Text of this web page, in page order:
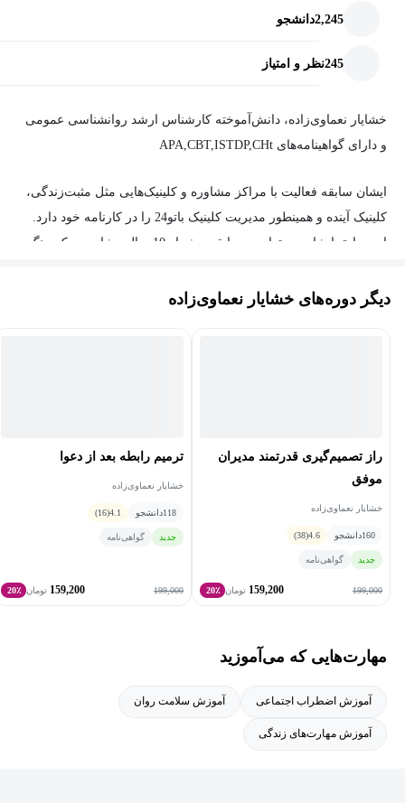
2,245دانشجو
245نظر و امتیاز
خشایار نعماوی‌زاده، دانش‌آموخته کارشناس ارشد روانشناسی عمومی
و دارای گواهینامه‌های APA,CBT,ISTDP,CHt
ایشان سابقه فعالیت با مراکز مشاوره و کلینیک‌هایی مثل مثبت‌زندگی،
کلینیک آینده و همینطور مدیریت کلینیک باتو24 را در کارنامه خود دارد.
از سوابق ایشان می‌توان به سابقه بیش از 10 سال مشاوره و کوچینگ
در دانشگاه پیام‌نور و دانشگاه آزاد اشاره کرد.
دیگر دوره‌های خشایار نعماوی‌زاده
راز تصمیم‌گیری قدرتمند مدیران
موفق
خشایار نعماوی‌زاده
160دانشجو 4.6
(38)
جدید گواهی‌نامه
199,000
159,200 تومان 20٪
ترمیم رابطه بعد از دعوا
خشایار نعماوی‌زاده
118دانشجو 4.1
(16)
جدید گواهی‌نامه
199,000
159,200 تومان 20٪
مهارت‌هایی که می‌آموزید
آموزش اضطراب اجتماعی آموزش سلامت روان
آموزش مهارت‌های زندگی